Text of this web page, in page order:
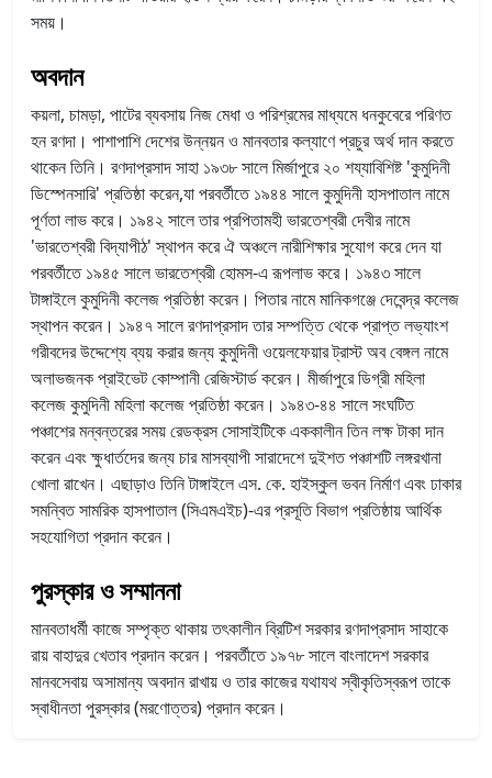
সময়।
অবদান
কয়লা, চামড়া, পাটের ব্যবসায় নিজ মেধা ও পরিশ্রমের মাধ্যমে ধনকুবেরে পরিণত
হন রণদা। পাশাপাশি দেশের উন্নয়ন ও মানবতার কল্যাণে প্রচুর অর্থ দান করতে
থাকেন তিনি। রণদাপ্রসাদ সাহা ১৯৩৮ সালে মির্জাপুরে ২০ শয্যাবিশিষ্ট 'কুমুদিনী
ডিস্পেনসারি' প্রতিষ্ঠা করেন,যা পরবর্তীতে ১৯৪৪ সালে কুমুদিনী হাসপাতাল নামে
পূর্ণতা লাভ করে। ১৯৪২ সালে তার প্রপিতামহী ভারতেশ্বরী দেবীর নামে
'ভারতেশ্বরী বিদ্যাপীঠ' স্থাপন করে ঐ অঞ্চলে নারীশিক্ষার সুযোগ করে দেন যা
পরবর্তীতে ১৯৪৫ সালে ভারতেশ্বরী হোমস-এ রূপলাভ করে। ১৯৪৩ সালে
টাঙ্গাইলে কুমুদিনী কলেজ প্রতিষ্ঠা করেন। পিতার নামে মানিকগঞ্জে দেবেন্দ্র কলেজ
স্থাপন করেন। ১৯৪৭ সালে রণদাপ্রসাদ তার সম্পত্তি থেকে প্রাপ্ত লভ্যাংশ
গরীবদের উদ্দেশ্যে ব্যয় করার জন্য কুমুদিনী ওয়েলফেয়ার ট্রাস্ট অব বেঙ্গল নামে
অলাভজনক প্রাইভেট কোম্পানী রেজিস্টার্ড করেন। মীর্জাপুরে ডিগ্রী মহিলা
কলেজ কুমুদিনী মহিলা কলেজ প্রতিষ্ঠা করেন। ১৯৪৩-৪৪ সালে সংঘটিত
পঞ্চাশের মন্বন্তরের সময় রেডক্রস সোসাইটিকে এককালীন তিন লক্ষ টাকা দান
করেন এবং ক্ষুধার্তদের জন্য চার মাসব্যাপী সারাদেশে দুইশত পঞ্চাশটি লঙ্গরখানা
খোলা রাখেন। এছাড়াও তিনি টাঙ্গাইলে এস. কে. হাইস্কুল ভবন নির্মাণ এবং ঢাকার
সমন্বিত সামরিক হাসপাতাল (সিএমএইচ)-এর প্রসূতি বিভাগ প্রতিষ্ঠায় আর্থিক
সহযোগিতা প্রদান করেন।
পুরস্কার ও সম্মাননা
মানবতাধর্মী কাজে সম্পৃক্ত থাকায় তৎকালীন ব্রিটিশ সরকার রণদাপ্রসাদ সাহাকে
রায় বাহাদুর খেতাব প্রদান করেন। পরবর্তীতে ১৯৭৮ সালে বাংলাদেশ সরকার
মানবসেবায় অসামান্য অবদান রাখায় ও তার কাজের যথাযথ স্বীকৃতিস্বরূপ তাকে
স্বাধীনতা পুরস্কার (মরণোত্তর) প্রদান করেন।